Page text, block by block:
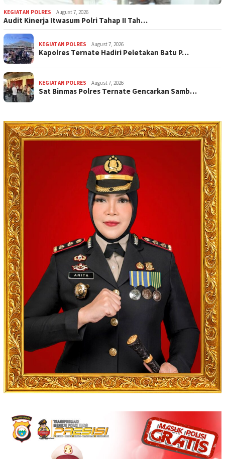
KEGIATAN POLRES August 7, 2026
Audit Kinerja Itwasum Polri Tahap II Tah…
KEGIATAN POLRES August 7, 2026
Kapolres Ternate Hadiri Peletakan Batu P…
KEGIATAN POLRES August 7, 2026
Sat Binmas Polres Ternate Gencarkan Samb…